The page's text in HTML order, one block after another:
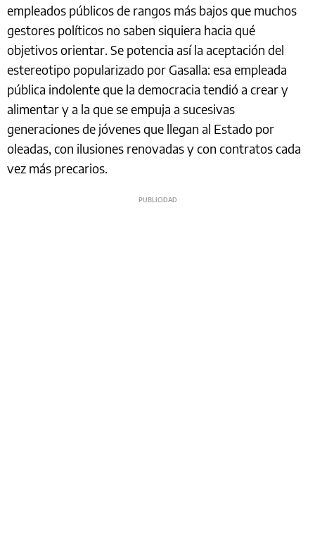
empleados públicos de rangos más bajos que muchos
gestores políticos no saben siquiera hacia qué
objetivos orientar. Se potencia así la aceptación del
estereotipo popularizado por Gasalla: esa empleada
pública indolente que la democracia tendió a crear y
alimentar y a la que se empuja a sucesivas
generaciones de jóvenes que llegan al Estado por
oleadas, con ilusiones renovadas y con contratos cada
vez más precarios.